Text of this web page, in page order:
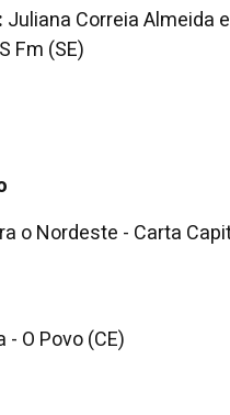
Juliana Correia Almeida
Fm (SE)
o Nordeste - Carta
O Povo (CE)